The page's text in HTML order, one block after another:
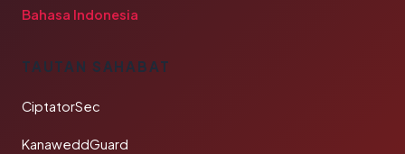
Bahasa Indonesia
TAUTAN SAHABAT
CiptatorSec
KanaweddGuard